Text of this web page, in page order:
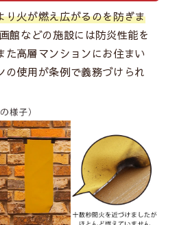
り火が燃え広がるのを防ぎま
館などの施設には防炎性能を
た高層マンションにお住まい
の使用が条例で義務づけられ